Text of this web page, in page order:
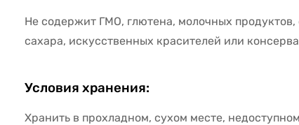
Не содержит ГМО, глютена, молочных
сахара, искусственных красителей или
Условия хранения:
Хранить в прохладном, сухом месте,